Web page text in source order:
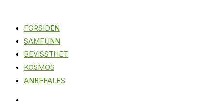
FORSIDEN
SAMFUNN
BEVISSTHET
KOSMOS
ANBEFALES